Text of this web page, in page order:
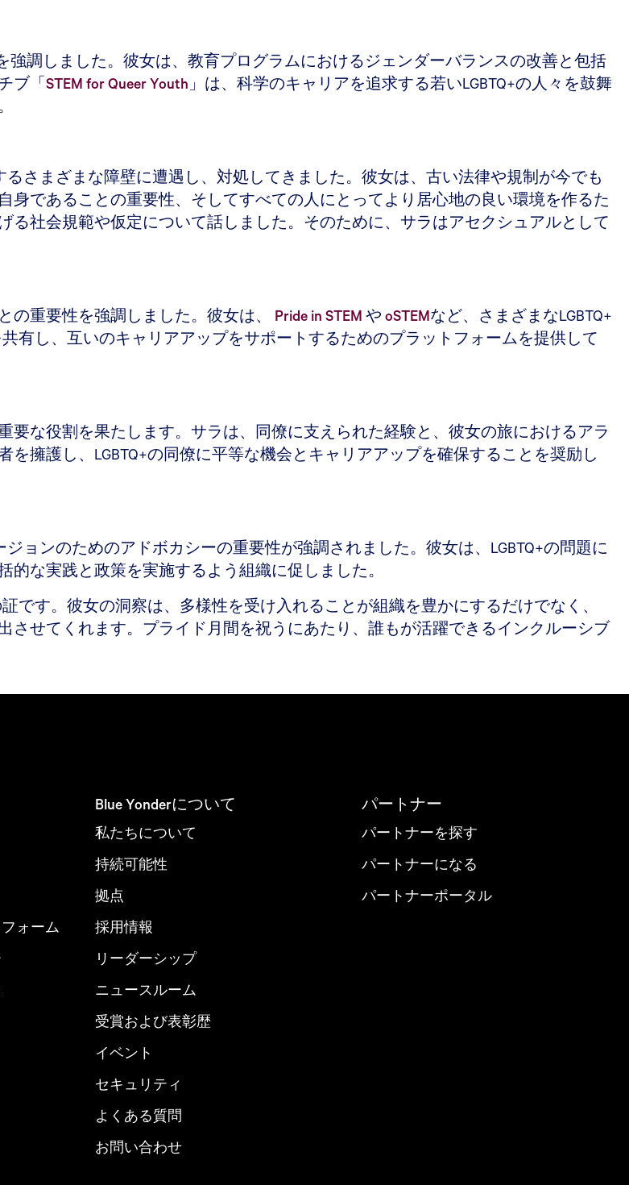
強調しました。彼女は、教育プログラムにおけるジェンダーバランスの改善と包括
ブ「STEM for Queer Youth 」は、科学のキャリアを追求する若いLGBTQ+の人々を鼓舞
るさまざまな障壁に遭遇し、対処してきました。彼女は、古い法律や規制が今でも
であることの重要性、そしてすべての人にとってより居心地の良い環境を作るた
社会規範や仮定について話しました。そのために、サラはアセクシュアルとして
の重要性を強調しました。彼女は、 Pride in STEM や oSTEMなど、さまざまなLGBTQ+
有し、互いのキャリアアップをサポートするためのプラットフォームを提供して
な役割を果たします。サラは、同僚に支えられた経験と、彼女の旅におけるアラ
擁護し、LGBTQ+の同僚に平等な機会とキャリアアップを確保することを奨励し
ョンのためのアドボカシーの重要性が強調されました。彼女は、LGBTQ+の問題に
な実践と政策を実施するよう組織に促しました。
です。彼女の洞察は、多様性を受け入れることが組織を豊かにするだけでなく、
させてくれます。プライド月間を祝うにあたり、誰もが活躍できるインクルーシブ
ォーム
Blue Yonderについて
私たちについて
持続可能性
拠点
採用情報
リーダーシップ
ニュースルーム
受賞および表彰歴
イベント
セキュリティ
よくある質問
お問い合わせ
パートナー
パートナーを探す
パートナーになる
パートナーポータル